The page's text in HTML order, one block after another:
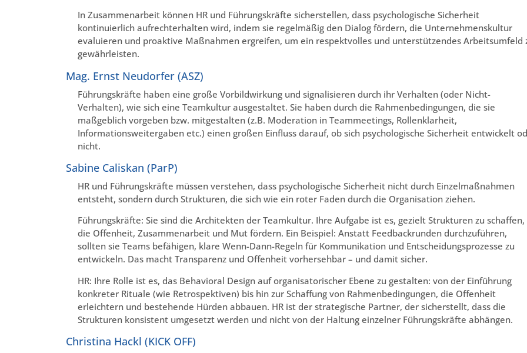
In Zusammenarbeit können HR und Führungskräfte sicherstellen, dass psychologische Sicherheit
kontinuierlich aufrechterhalten wird, indem sie regelmäßig den Dialog fördern, die Unternehmenskultur
evaluieren und proaktive Maßnahmen ergreifen, um ein respektvolles und unterstützendes Arbeitsumfeld
gewährleisten.
Mag. Ernst Neudorfer (ASZ)
Führungskräfte haben eine große Vorbildwirkung und signalisieren durch ihr Verhalten (oder Nicht-
Verhalten), wie sich eine Teamkultur ausgestaltet. Sie haben durch die Rahmenbedingungen, die sie
maßgeblich vorgeben bzw. mitgestalten (z.B. Moderation in Teammeetings, Rollenklarheit,
Informationsweitergaben etc.) einen großen Einfluss darauf, ob sich psychologische Sicherheit entwickelt
nicht.
Sabine Caliskan (ParP)
HR und Führungskräfte müssen verstehen, dass psychologische Sicherheit nicht durch Einzelmaßnahmen
entsteht, sondern durch Strukturen, die sich wie ein roter Faden durch die Organisation ziehen.
Führungskräfte: Sie sind die Architekten der Teamkultur. Ihre Aufgabe ist es, gezielt Strukturen zu schaffen,
die Offenheit, Zusammenarbeit und Mut fördern. Ein Beispiel: Anstatt Feedbackrunden durchzuführen,
sollten sie Teams befähigen, klare Wenn-Dann-Regeln für Kommunikation und Entscheidungsprozesse zu
entwickeln. Das macht Transparenz und Offenheit vorhersehbar – und damit sicher.
HR: Ihre Rolle ist es, das Behavioral Design auf organisatorischer Ebene zu gestalten: von der Einführung
konkreter Rituale (wie Retrospektiven) bis hin zur Schaffung von Rahmenbedingungen, die Offenheit
erleichtern und bestehende Hürden abbauen. HR ist der strategische Partner, der sicherstellt, dass die
Strukturen konsistent umgesetzt werden und nicht von der Haltung einzelner Führungskräfte abhängen.
Christina Hackl (KICK OFF)